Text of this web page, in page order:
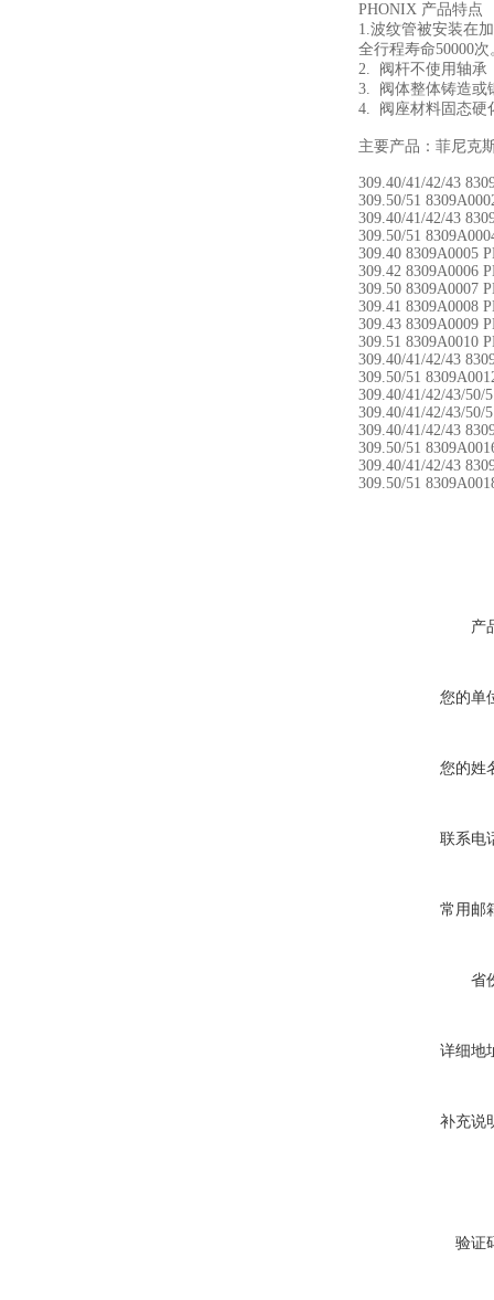
PHONIX 产品特点
1.波纹管被安装在
全行程寿命50000
2. 阀杆不使用轴承
3. 阀体整体铸造或
4. 阀座材料固态硬
主要产品：菲尼克
309.40/41/42/43
309.50/51
309.40/41/42/43
309.50/51
309.40 8309A0005
309.42 8309A0006
309.50 8309A0007
309.41 8309A0008
309.43 8309A0009
309.51 8309A0010
309.40/41/42/43
309.50/51
309.40/41/42/43/50/
309.40/41/42/43/50/
309.40/41/42/43
309.50/51
309.40/41/42/43
309.50/51
产
您的单
您的姓
联系电
常用邮
省
详细地
补充说
验证